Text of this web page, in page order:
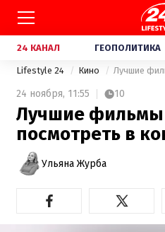
24 КАНАЛ ГЕОПОЛИТИКА
Lifestyle 24 Кино
24 ноября, 11:55 10
Лучшие фильмы
посмотреть в
Ульяна Журба